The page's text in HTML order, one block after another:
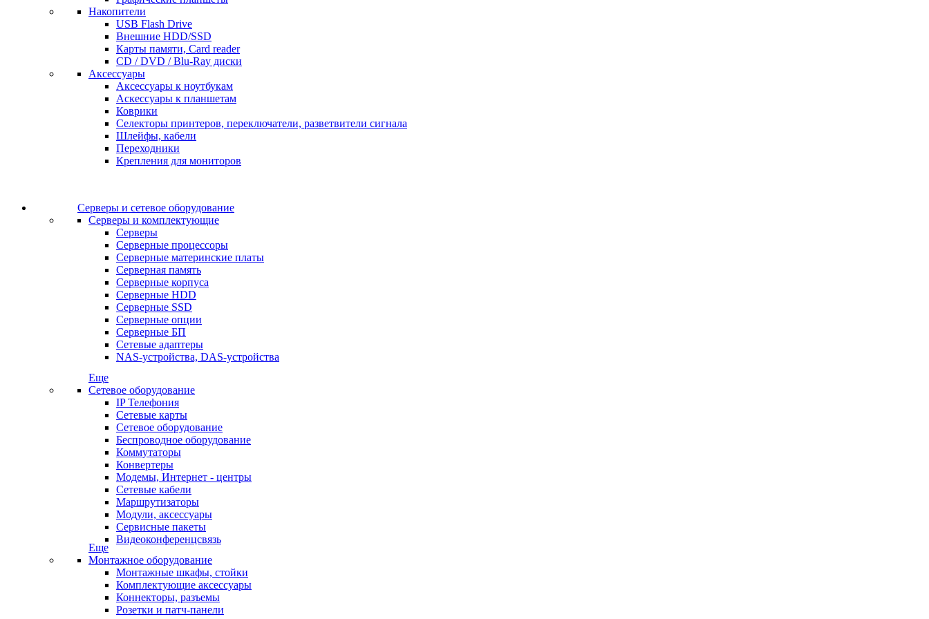
Накопители
USB Flash Drive
Внешние HDD/SSD
Карты памяти, Card reader
CD / DVD / Blu-Ray диски
Аксессуары
Аксессуары к ноутбукам
Аскессуары к планшетам
Коврики
Селекторы принтеров, переключатели, разветвители сигнала
Шлейфы, кабели
Переходники
Крепления для мониторов
Серверы и сетевое оборудование
Серверы и комплектующие
Серверы
Серверные процессоры
Серверные материнские платы
Серверная память
Серверные корпуса
Серверные HDD
Серверные SSD
Серверные опции
Серверные БП
Сетевые адаптеры
NAS-устройства, DAS-устройства
Еще
Сетевое оборудование
IP Телефония
Сетевые карты
Сетевое оборудование
Беспроводное оборудование
Коммутаторы
Конвертеры
Модемы, Интернет - центры
Сетевые кабели
Маршрутизаторы
Модули, аксессуары
Сервисные пакеты
Видеоконференцсвязь
Еще
Монтажное оборудование
Монтажные шкафы, стойки
Комплектующие аксессуары
Коннекторы, разъемы
Розетки и патч-панели